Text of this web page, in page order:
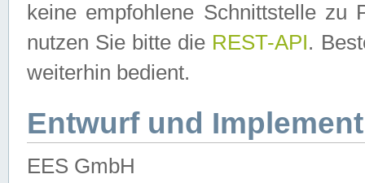
keine empfohlene Schnittstelle zu
nutzen Sie bitte die REST-API.
weiterhin bedient.
Entwurf und
EES GmbH